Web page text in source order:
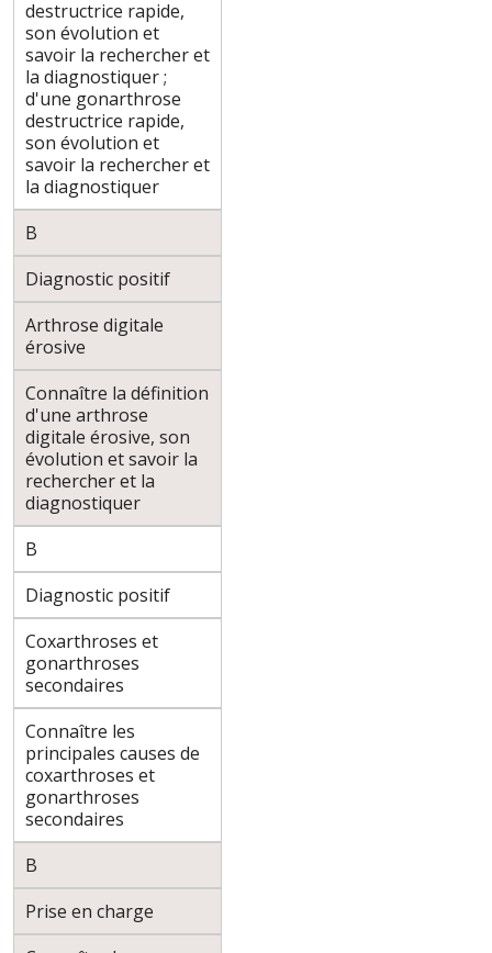
destructrice rapide,
son évolution et
savoir la rechercher et
la diagnostiquer ;
d'une gonarthrose
destructrice rapide,
son évolution et
savoir la rechercher et
la diagnostiquer
B
Diagnostic positif
Arthrose digitale
érosive
Connaître la définition
d'une arthrose
digitale érosive, son
évolution et savoir la
rechercher et la
diagnostiquer
B
Diagnostic positif
Coxarthroses et
gonarthroses
secondaires
Connaître les
principales causes de
coxarthroses et
gonarthroses
secondaires
B
Prise en charge